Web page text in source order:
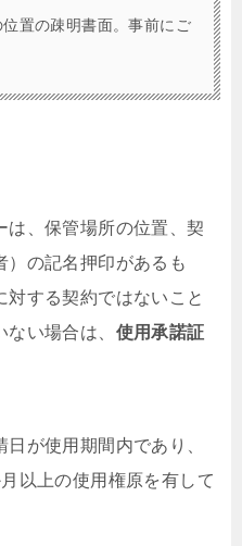
置の疎明書面。事前にご
は、保管場所の位置、契
）の記名押印があるも
する契約ではないこと
い場合は、 使用承諾証
が使用期間内であり、
以上の使用権原を有して